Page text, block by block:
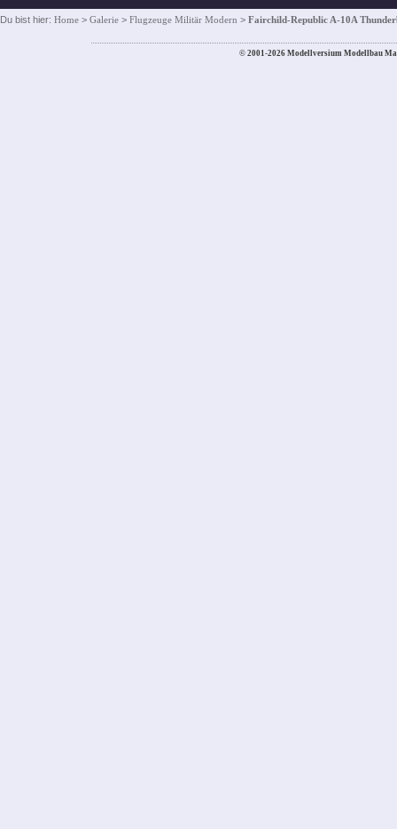
Du bist hier: Home > Galerie > Flugzeuge Militär Modern > Fairchild-Republic A-10A
© 2001-2026 Modellversium Modellbau